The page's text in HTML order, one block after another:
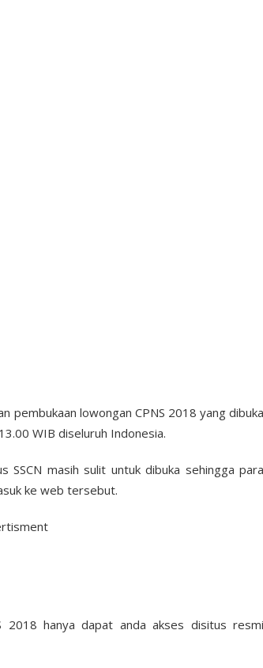
pembukaan lowongan CPNS 2018 yang dibuka
WIB diseluruh Indonesia.
SSCN masih sulit untuk dibuka sehingga para
ke web tersebut.
2018 hanya dapat anda akses disitus resmi